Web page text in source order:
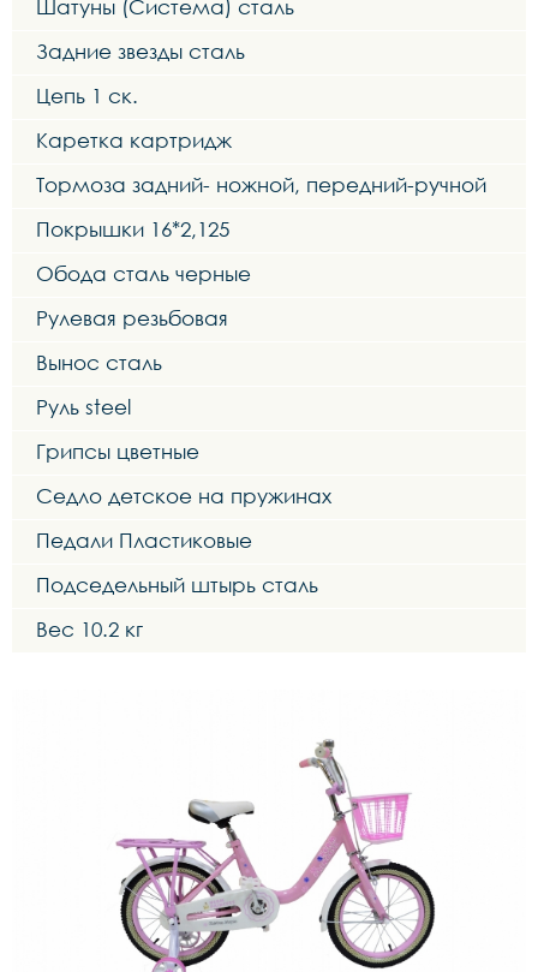
Шатуны (Система) сталь
Задние звезды сталь
Цепь 1 ск.
Каретка картридж
Тормоза задний- ножной, передний-ручной
Покрышки 16*2,125
Обода сталь черные
Рулевая резьбовая
Вынос сталь
Руль steel
Грипсы цветные
Седло детское на пружинах
Педали Пластиковые
Подседельный штырь сталь
Вес 10.2 кг